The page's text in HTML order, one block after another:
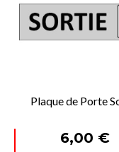
Plaque de Porte
Prix
6,00 €